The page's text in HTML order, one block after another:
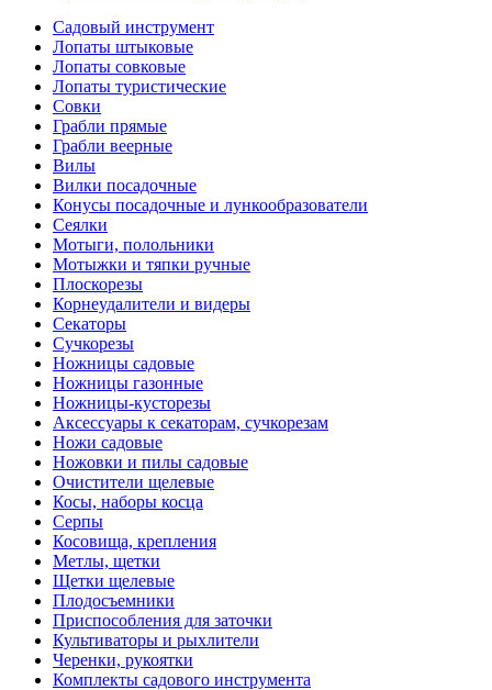
Садовый инструмент
Лопаты штыковые
Лопаты совковые
Лопаты туристические
Совки
Грабли прямые
Грабли веерные
Вилы
Вилки посадочные
Конусы посадочные и лункообразователи
Сеялки
Мотыги, полольники
Мотыжки и тяпки ручные
Плоскорезы
Корнеудалители и видеры
Секаторы
Сучкорезы
Ножницы садовые
Ножницы газонные
Ножницы-кусторезы
Аксессуары к секаторам, сучкорезам
Ножи садовые
Ножовки и пилы садовые
Очистители щелевые
Косы, наборы косца
Серпы
Косовища, крепления
Метлы, щетки
Щетки щелевые
Плодосъемники
Приспособления для заточки
Культиваторы и рыхлители
Черенки, рукоятки
Комплекты садового инструмента